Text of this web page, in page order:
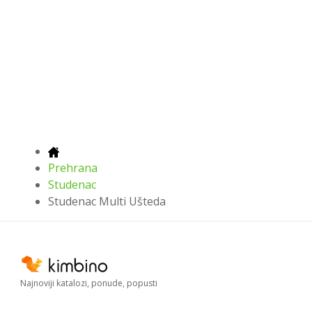
Prehrana
Studenac
Studenac Multi Ušteda
Najnoviji katalozi, ponude, popusti